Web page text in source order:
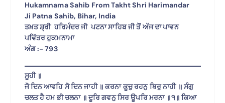
Hukamnama Sahib From Takht Shri Harimandar
Ji Patna Sahib, Bihar, India
ਤਖ਼ਤ ਸ਼੍ਰੀ ਹਰਿਮੰਦਰ ਜੀ ਪਟਨਾ ਸਾਹਿਬ ਜੀ ਤੋਂ ਅੱਜ ਦਾ ਪਾਵਨ
ਪਵਿੱਤਰ ਹੁਕਮਨਾਮਾ
ਅੰਗ :- 793
ਸੂਹੀ ॥
ਜੋ ਦਿਨ ਆਵਹਿ ਸੋ ਦਿਨ ਜਾਹੀ ॥ ਕਰਨਾ ਕੂਚੁ ਰਹਨੁ ਥਿਰੁ ਨਾਹੀ ॥ ਸੰਗੁ
ਚਲਤ ਹੈ ਹਮ ਭੀ ਚਲਨਾ ॥ ਦੂਰਿ ਗਵਨੁ ਸਿਰ ਊਪਰਿ ਮਰਨਾ ॥੧॥ ਕਿਆ